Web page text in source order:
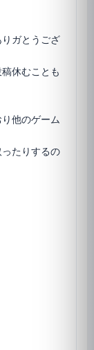
ガとうござ
休むことも
他のゲーム
たりするの